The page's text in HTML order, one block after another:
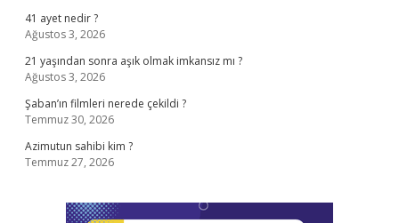
41 ayet nedir ?
Ağustos 3, 2026
21 yaşından sonra aşık olmak imkansız mı ?
Ağustos 3, 2026
Şaban’ın filmleri nerede çekildi ?
Temmuz 30, 2026
Azimutun sahibi kim ?
Temmuz 27, 2026